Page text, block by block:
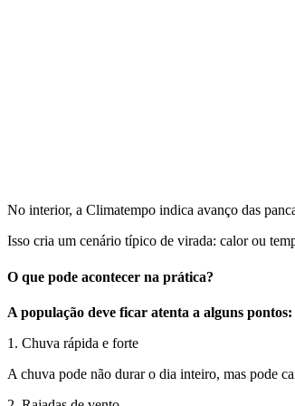
No interior, a Climatempo indica avanço das
Isso cria um cenário típico de virada: calor ou
O que pode acontecer na prática?
A população deve ficar atenta a alguns pontos:
1. Chuva rápida e forte
A chuva pode não durar o dia inteiro, mas pode